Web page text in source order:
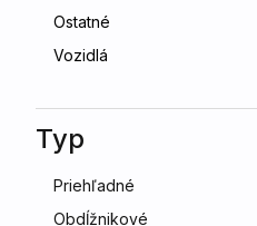
Ostatné
Vozidlá
Typ
Priehľadné
Obdĺžnikové